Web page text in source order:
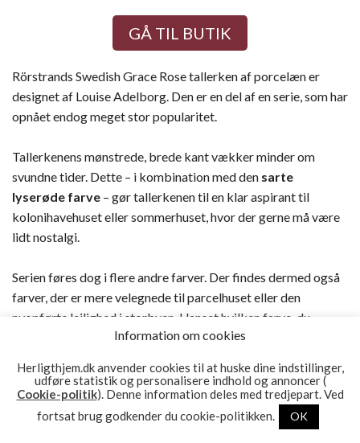
GÅ TIL BUTIK
Rörstrands Swedish Grace Rose tallerken af porcelæn er
designet af Louise Adelborg. Den er en del af en serie, som har
opnået endog meget stor popularitet.
Tallerkenens mønstrede, brede kant vækker minder om
svundne tider. Dette – i kombination med den sarte
lyserøde farve – gør tallerkenen til en klar aspirant til
kolonihavehuset eller sommerhuset, hvor der gerne må være
lidt nostalgi.
Serien føres dog i flere andre farver. Der findes dermed også
farver, der er mere velegnede til parcelhuset eller den
nyopførte lejlighed i storbyen. Uanset hvilken farve, du
vælger, er du sikker på at kunne dække et smukt bord med
Tallerkenen måler17 cm i diameterog kan gå i både
opvaskemaskine og mikrobølgeovn.
Information om cookies
Herligthjem.dk anvender cookies til at huske dine indstillinger,
udføre statistik og personalisere indhold og annoncer (
Cookie-politik). Denne information deles med tredjepart. Ved
fortsat brug godkender du cookie-politikken.
OK